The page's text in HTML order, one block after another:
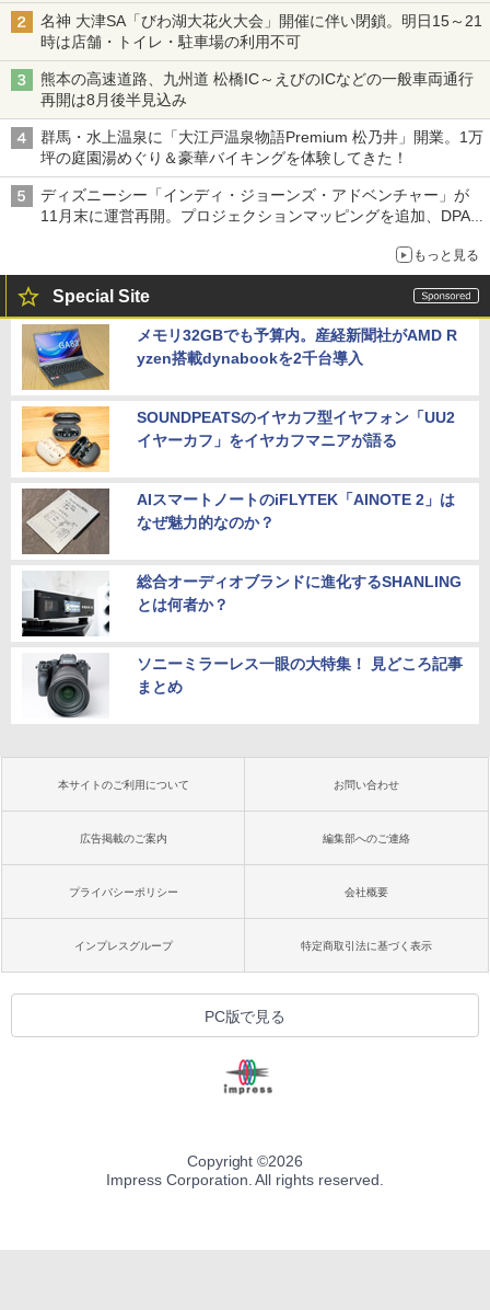
名神 大津SA「びわ湖大花火大会」開催に伴い閉鎖。明日15～21
時は店舗・トイレ・駐車場の利用不可
熊本の高速道路、九州道 松橋IC～えびのICなどの一般車両通行
再開は8月後半見込み
群馬・水上温泉に「大江戸温泉物語Premium 松乃井」開業。1万
坪の庭園湯めぐり＆豪華バイキングを体験してきた！
ディズニーシー「インディ・ジョーンズ・アドベンチャー」が
11月末に運営再開。プロジェクションマッピングを追加、DPA
もっと見る
Special Site
メモリ32GBでも予算内。産経新聞社がAMD R
yzen搭載dynabookを2千台導入
SOUNDPEATSのイヤカフ型イヤフォン「UU2
イヤーカフ」をイヤカフマニアが語る
AIスマートノートのiFLYTEK「AINOTE 2」は
なぜ魅力的なのか？
総合オーディオブランドに進化するSHANLING
とは何者か？
ソニーミラーレス一眼の大特集！ 見どころ記事
まとめ
本サイトのご利用について お問い合わせ
広告掲載のご案内 編集部へのご連絡
プライバシーポリシー 会社概要
インプレスグループ 特定商取引法に基づく表示
PC版で見る
Copyright ©2026
Impress Corporation. All rights reserved.